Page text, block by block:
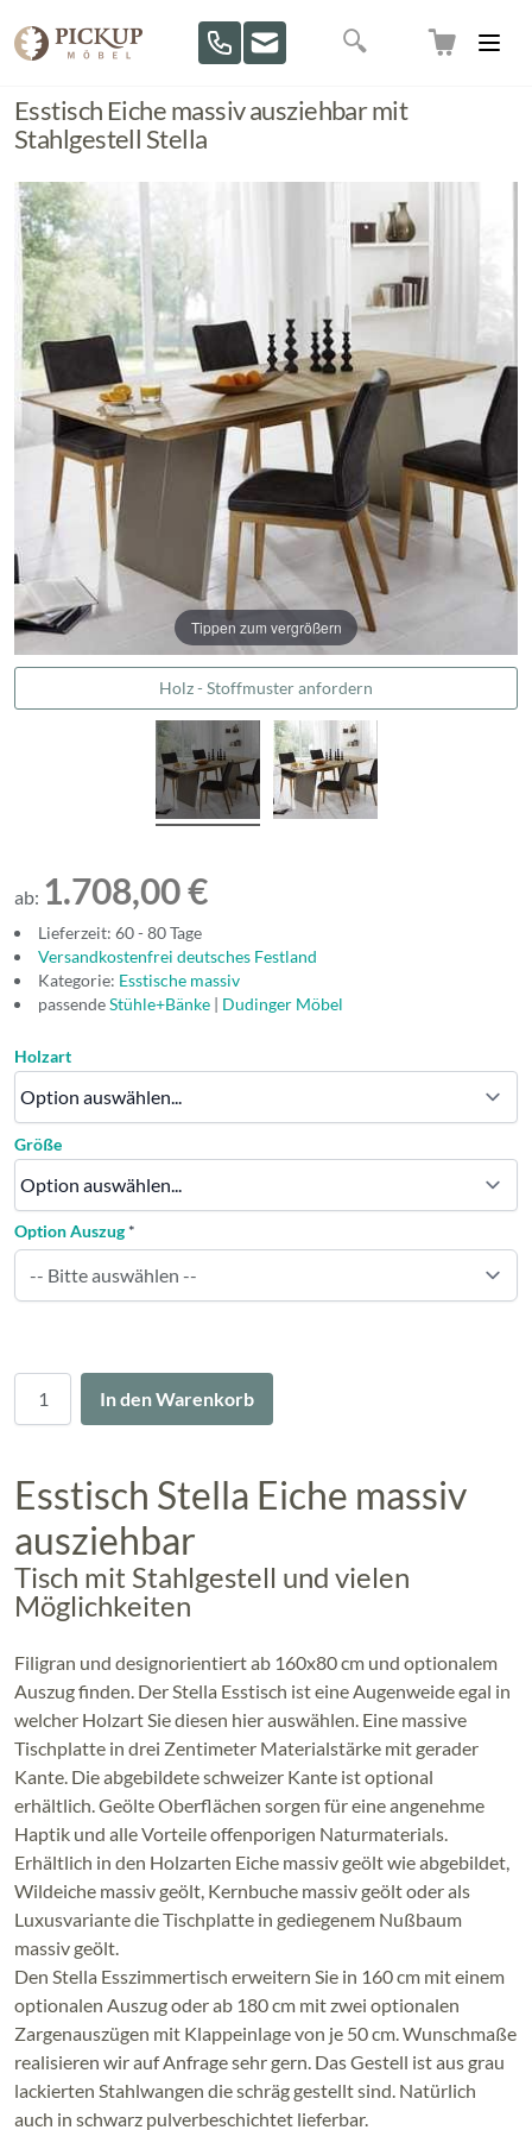
Suche
Esstisch Eiche massiv ausziehbar mit
Stahlgestell Stella
Tippen zum vergrößern
Holz - Stoffmuster anfordern
ab: 1.708,00 €
Lieferzeit: 60 - 80 Tage
Versandkostenfrei deutsches Festland
Kategorie: Esstische massiv
passendeStühle+Bänke | Dudinger Möbel
In den Warenkorb
Holzart
Größe
Option Auszug *
Esstisch Stella Eiche massiv
ausziehbar
Tisch mit Stahlgestell und vielen
Möglichkeiten
Filigran und designorientiert ab 160x80 cm und optionalem
Auszug finden. Der Stella Esstisch ist eine Augenweide egal in
welcher Holzart Sie diesen hier auswählen. Eine massive
Tischplatte in drei Zentimeter Materialstärke mit gerader
Kante. Die abgebildete schweizer Kante ist optional
erhältlich. Geölte Oberflächen sorgen für eine angenehme
Haptik und alle Vorteile offenporigen Naturmaterials.
Erhältlich in den Holzarten Eiche massiv geölt wie abgebildet,
Wildeiche massiv geölt, Kernbuche massiv geölt oder als
Luxusvariante die Tischplatte in gediegenem Nußbaum
massiv geölt.
Den Stella Esszimmertisch erweitern Sie in 160 cm mit einem
optionalen Auszug oder ab 180 cm mit zwei optionalen
Zargenauszügen mit Klappeinlage von je 50 cm. Wunschmaße
realisieren wir auf Anfrage sehr gern. Das Gestell ist aus grau
lackierten Stahlwangen die schräg gestellt sind. Natürlich
auch in schwarz pulverbeschichtet lieferbar.